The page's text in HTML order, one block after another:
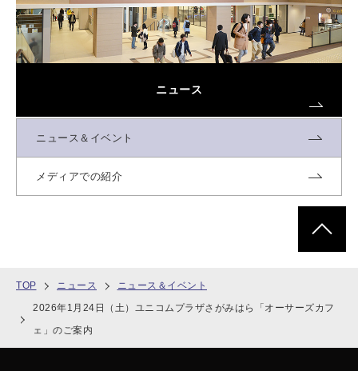
TOP ニュース
ニュース＆イベント
2026年1月24日（土）ユニコムプラザさがみはら「オーサーズカフ
ェ」のご案内
ニュース
ニュース＆イベント
メディアでの紹介